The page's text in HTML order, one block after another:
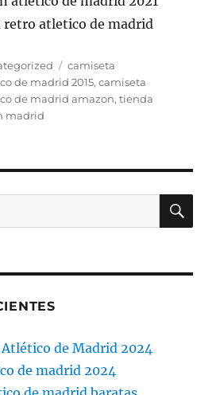
Etiquetas
camiseta
de madrid 2015,camiseta
de madrid amazon,tienda
madrid
de Madrid 2024
de madrid 2024